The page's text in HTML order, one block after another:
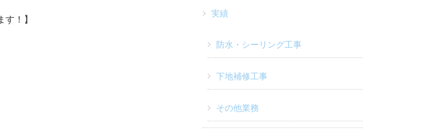
！】
実績
防水・シーリング工事
下地補修工事
その他業務